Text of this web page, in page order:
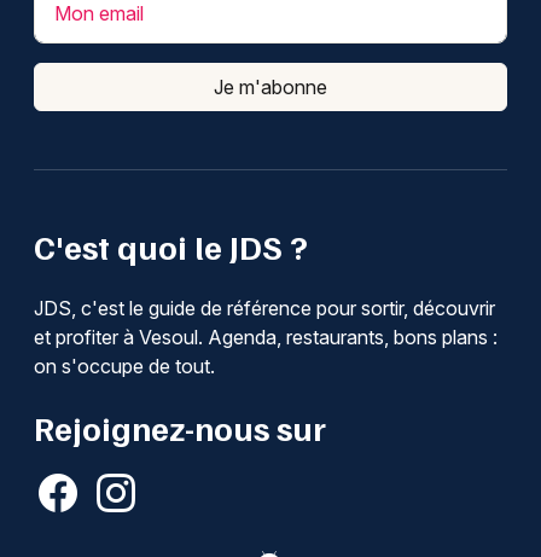
C'est quoi le JDS ?
JDS, c'est le guide de référence pour sortir, découvrir
et profiter à Vesoul. Agenda, restaurants, bons plans :
on s'occupe de tout.
Rejoignez-nous sur
Mon email
Je m'abonne